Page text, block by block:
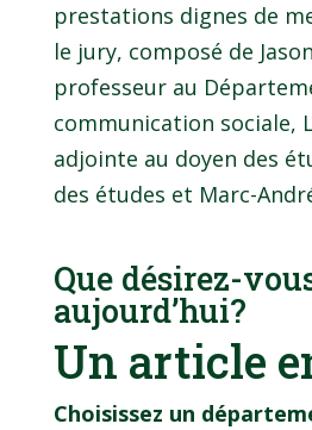
prestations dignes de
le jury, composé de
professeur au
communication sociale,
adjointe au doyen des
des études et Marc-
Que désirez-
aujourd’hui?
Un article
Choisissez un